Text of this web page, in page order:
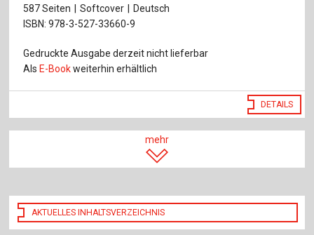
587 Seiten Softcover
Deutsch
ISBN: 978-3-527-33660-9
Gedruckte Ausgabe derzeit nicht lieferbar
Als E-Bookweiterhin erhältlich
DETAILS
mehr
AKTUELLES INHALTSVERZEICHNIS